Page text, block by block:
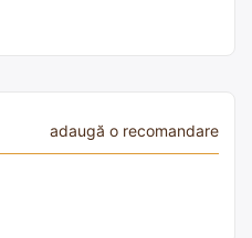
adaugă o recomandare